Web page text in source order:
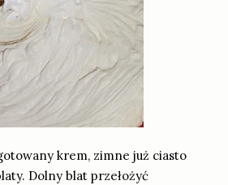
krem, zimne już ciasto
Dolny blat przełożyć